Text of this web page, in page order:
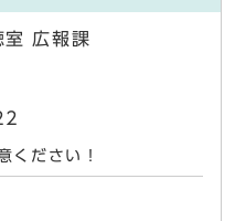
室 広報課
ください！